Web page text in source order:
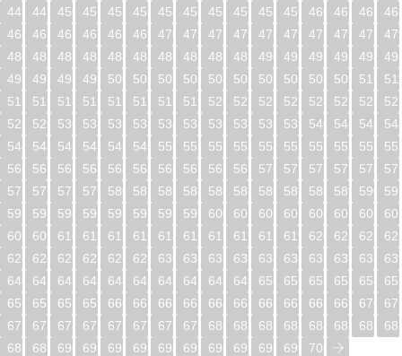
448
449 450 451 452 453 454 455 456 457 458 459 460 461 462
464
465 466 467 468 469 470 471 472 473 474 475 476 477 478
480
481 482 483 484 485 486 487 488 489 490 491 492 493 494
496
497 498 499 500 501 502 503 504 505 506 507 508 509 510
512
513 514 515 516 517 518 519 520 521 522 523 524 525 526
528
529 530 531 532 533 534 535 536 537 538 539 540 541 542
544
545 546 547 548 549 550 551 552 553 554 555 556 557 558
560
561 562 563 564 565 566 567 568 569 570 571 572 573 574
576
577 578 579 580 581 582 583 584 585 586 587 588 589 590
592
593 594 595 596 597 598 599 600 601 602 603 604 605 606
608
609 610 611 612 613 614 615 616 617 618 619 620 621 622
624
625 626 627 628 629 630 631 632 633 634 635 636 637 638
640
641 642 643 644 645 646 647 648 649 650 651 652 653 654
656
657 658 659 660 661 662 663 664 665 666 667 668 669 670
672
673 674 675 676 677 678 679 680 681 682 683 684 685 686
688
689 690 691 692 693 694 695 696 697 698 699 700